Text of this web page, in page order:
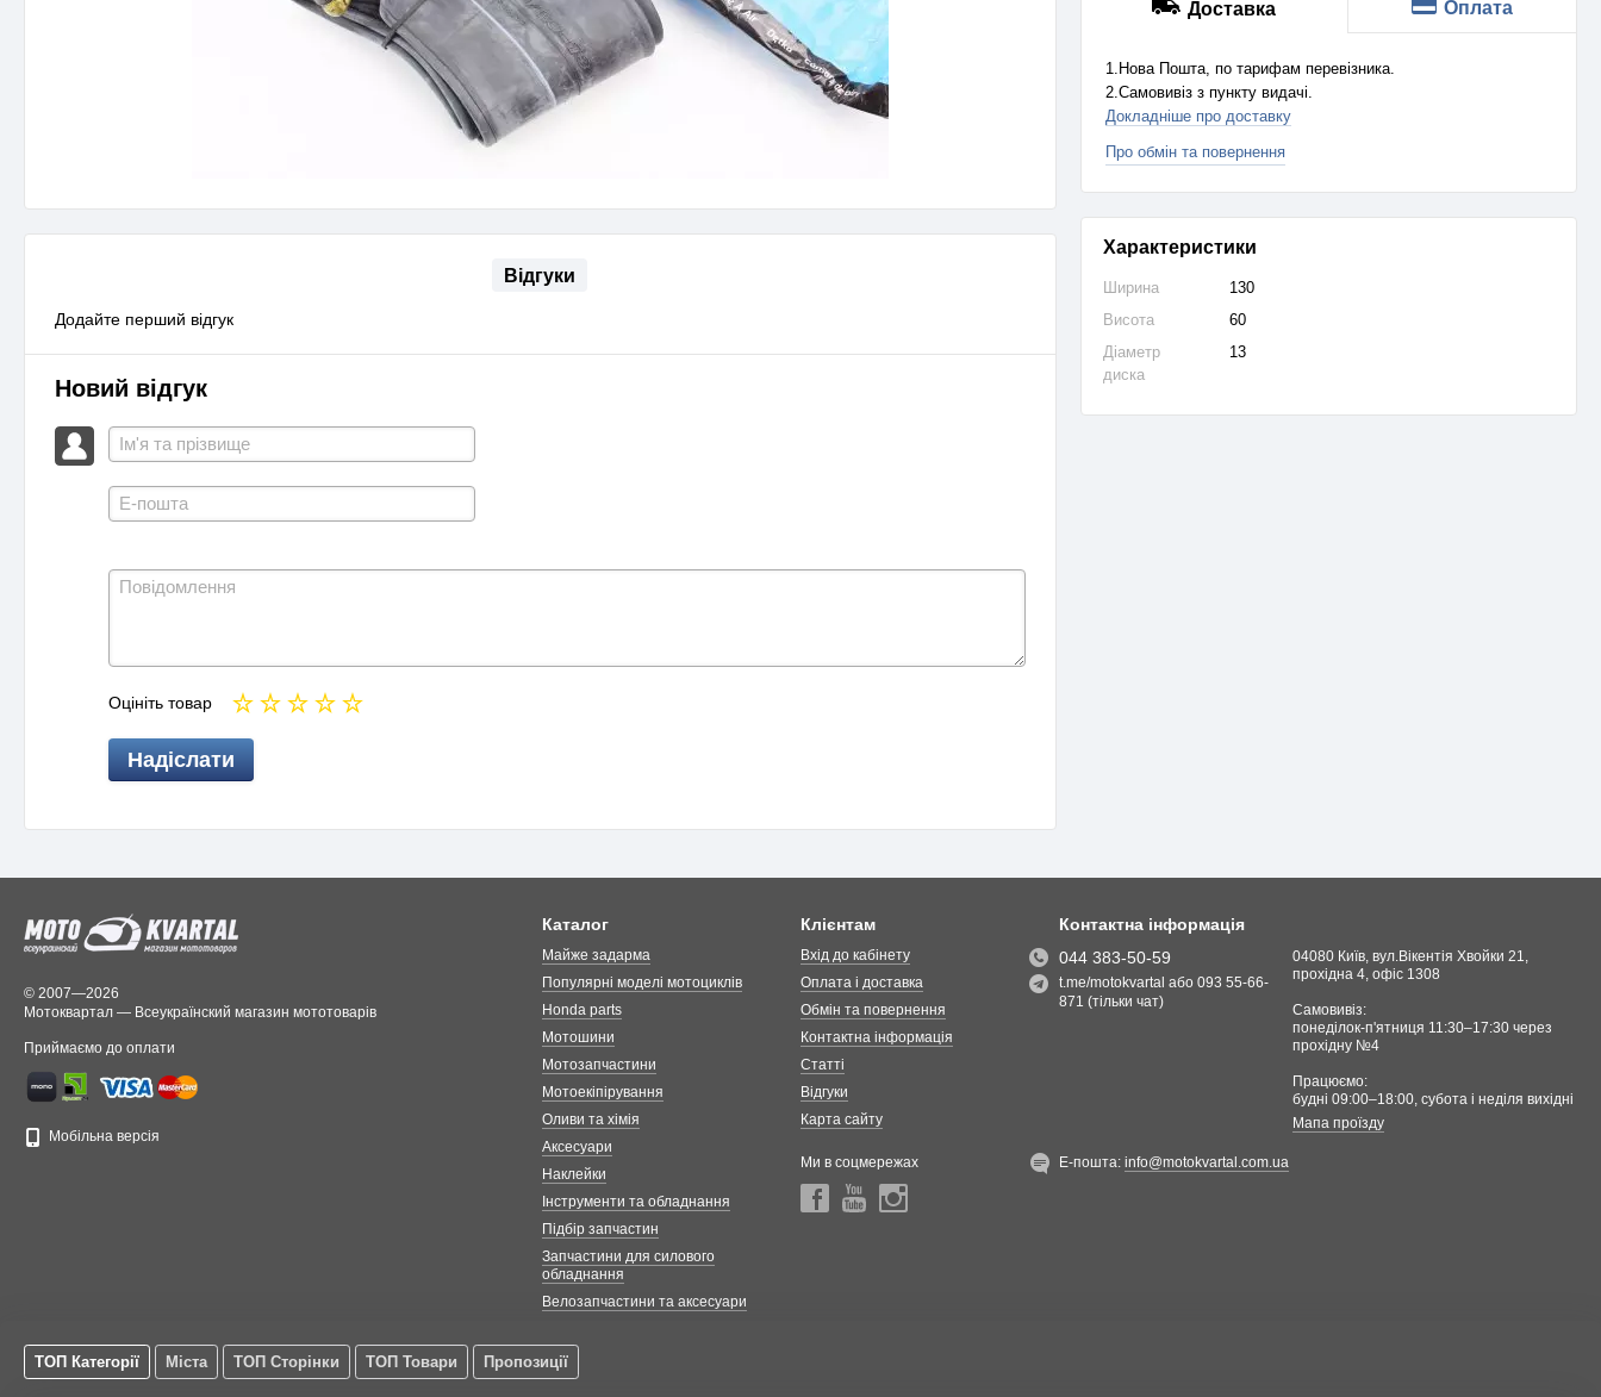
Відгуки
Додайте перший відгук
Новий відгук
Оцініть товар
Надіслати
Доставка Оплата
1.Нова Пошта, по тарифам перевізника.
2.Самовивіз з пункту видачі.
Докладніше про доставку
Про обмін та повернення
Характеристики
Ширина
130
Висота
60
Діаметр
диска
13
© 2007—2026
Мотоквартал — Всеукраїнский магазин мототоварів
Приймаємо до оплати
Мобільна версія
Каталог
Майже задарма
Популярні моделі мотоциклів
Honda parts
Мотошини
Мотозапчастини
Мотоекіпірування
Оливи та хімія
Аксесуари
Наклейки
Інструменти та обладнання
Підбір запчастин
Запчастини для силового
обладнання
Велозапчастини та аксесуари
Клієнтам
Вхід до кабінету
Оплата і доставка
Обмін та повернення
Контактна інформація
Статті
Відгуки
Карта сайту
Ми в соцмережах
Контактна інформація
044 383-50-59
t.me/motokvartal або 093 55-66-
871 (тільки чат)
04080 Київ, вул.Вікентія Хвойки 21,
прохідна 4, офіс 1308
Самовивіз:
понеділок-п'ятниця 11:30–17:30 через
прохідну №4
Працюємо:
будні 09:00–18:00, cубота і неділя вихідні
Мапа проїзду
Е-пошта:info@motokvartal.com.ua
ТОП Категорії Міста ТОП Сторінки ТОП Товари Пропозиції